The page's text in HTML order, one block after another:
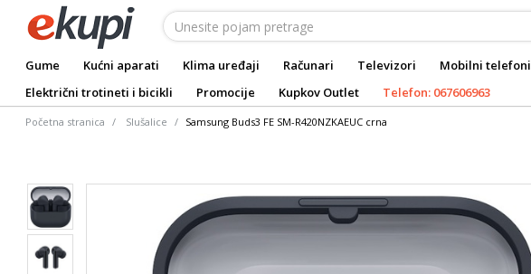
Gume Kućni aparati Klima uređaji Računari Televizori Mobilni telefoni
Električni trotineti i bicikli
Promocije Kupkov Outlet Telefon: 067606963
Početna stranica Slušalice Samsung Buds3 FE SM-R420NZKAEUC crna